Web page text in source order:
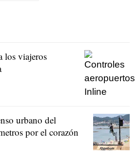
los viajeros
urbano del
por el corazón